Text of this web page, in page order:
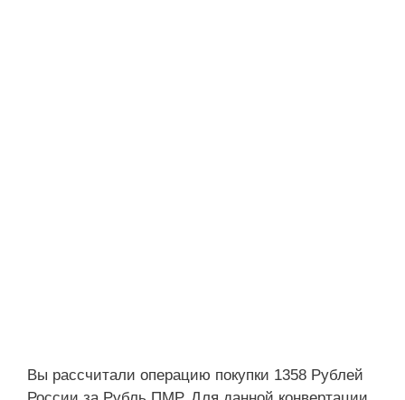
Вы рассчитали операцию покупки 1358 Рублей